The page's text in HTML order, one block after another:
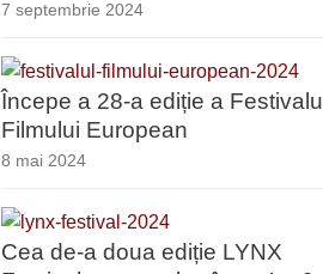
7 septembrie 2024
Începe a 28-a ediție a Festivalul
Filmului European
8 mai 2024
Cea de-a doua ediție LYNX